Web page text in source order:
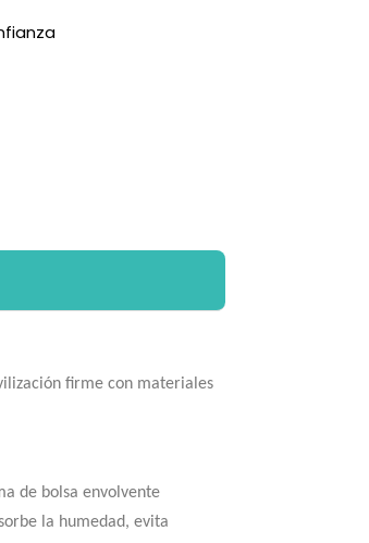
firme con materiales
de bolsa envolvente
la humedad, evita